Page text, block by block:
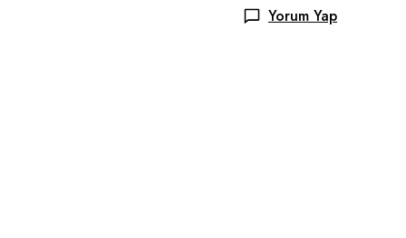
Yorum Yap